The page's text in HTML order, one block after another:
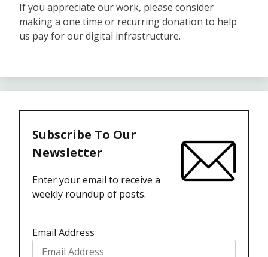
If you appreciate our work, please consider
making a one time or recurring donation to help
us pay for our digital infrastructure.
Subscribe To Our
Newsletter
Enter your email to receive a
weekly roundup of posts.
Email Address